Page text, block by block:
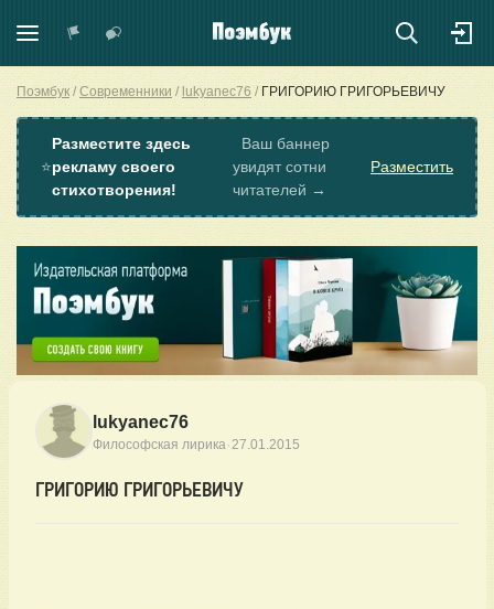
Поэмбук Современники lukyanec76 ГРИГОРИЮ ГРИГОРЬЕВИЧУ
⭐
Разместите здесь
рекламу своего
стихотворения!
Ваш баннер
увидят сотни
читателей →
Разместить
lukyanec76
Философская лирика·27.01.2015
ГРИГОРИЮ ГРИГОРЬЕВИЧУ